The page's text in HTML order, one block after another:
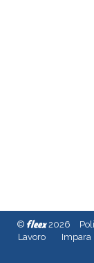
© fleex2026
Lavoro
Impara